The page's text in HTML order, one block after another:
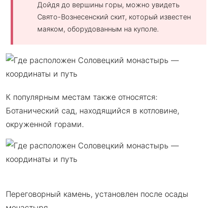
Дойдя до вершины горы, можно увидеть
Свято-Вознесенский скит, который известен
маяком, оборудованным на куполе.
К популярным местам также относятся:
Ботанический сад, находящийся в котловине,
окруженной горами.
Переговорный камень, установлен после осады